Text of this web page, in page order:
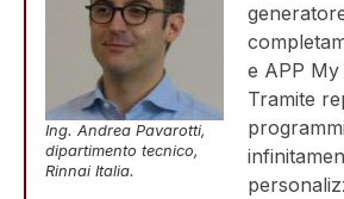
Ing. Andrea Pavarotti,
dipartimento tecnico,
Rinnai Italia.
e APP My
Tramite